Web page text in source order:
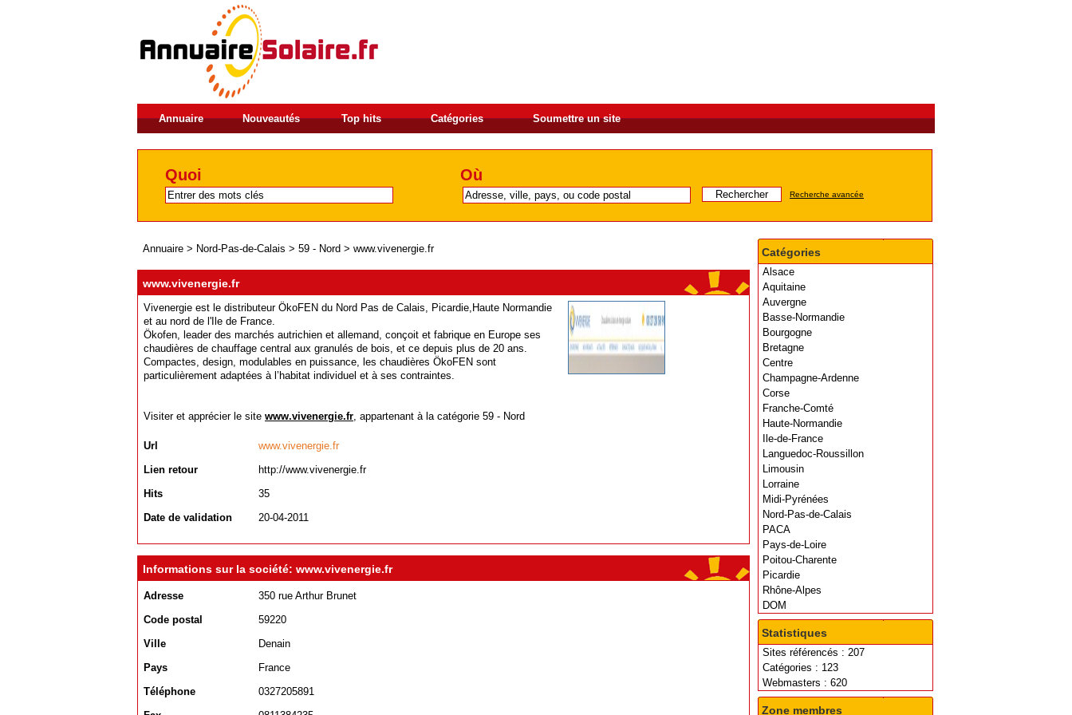
Annuaire Nouveautés Top hits Catégories Soumettre un site
Quoi Où
Recherche avancée
Catégories
Alsace
Aquitaine
Auvergne
Basse-Normandie
Bourgogne
Bretagne
Centre
Champagne-Ardenne
Corse
Franche-Comté
Haute-Normandie
Ile-de-France
Languedoc-Roussillon
Limousin
Lorraine
Midi-Pyrénées
Nord-Pas-de-Calais
PACA
Pays-de-Loire
Poitou-Charente
Picardie
Rhône-Alpes
DOM
Statistiques
Sites référencés : 207
Catégories : 123
Webmasters : 620
Zone membres
Annuaire > Nord-Pas-de-Calais > 59 - Nord > www.vivenergie.fr
www.vivenergie.fr
Vivenergie est le distributeur ÖkoFEN du Nord Pas de Calais, Picardie,Haute Normandie
et au nord de l'Ile de France.
Ökofen, leader des marchés autrichien et allemand, conçoit et fabrique en Europe ses
chaudières de chauffage central aux granulés de bois, et ce depuis plus de 20 ans.
Compactes, design, modulables en puissance, les chaudières ÖkoFEN sont
particulièrement adaptées à l’habitat individuel et à ses contraintes.
Visiter et apprécier le site www.vivenergie.fr, appartenant à la catégorie 59 - Nord
Url
www.vivenergie.fr
Lien retour
http://www.vivenergie.fr
Hits
35
Date de validation
20-04-2011
Informations sur la société: www.vivenergie.fr
Adresse
350 rue Arthur Brunet
Code postal
59220
Ville
Denain
Pays
France
Téléphone
0327205891